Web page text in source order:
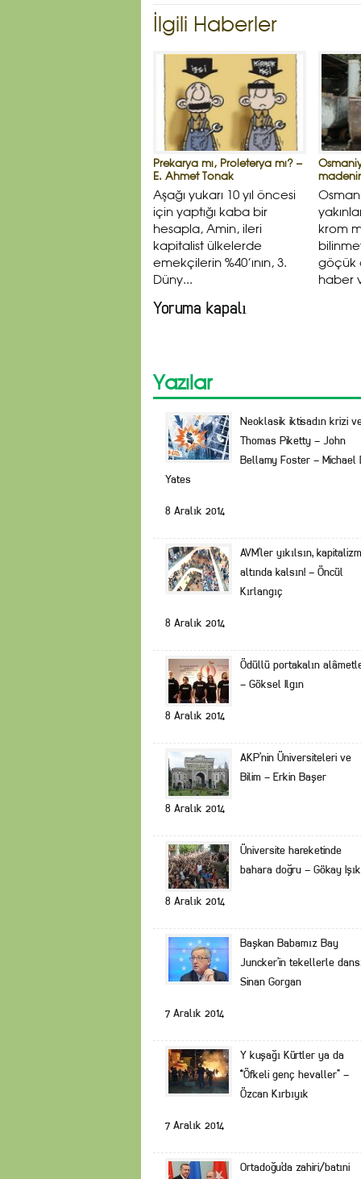
İlgili Haberler
Prekarya mı, Proleterya mı? –
E. Ahmet Tonak
Aşağı yukarı 10 yıl öncesi
için yaptığı kaba bir
hesapla, Amin, ileri
kapitalist ülkelerde
emekçilerin %40’ının, 3.
Düny...
krom
göçük
haber
Yoruma kapalı
Yazılar
Neoklasik iktisadın krizi
Thomas Piketty – John
Bellamy Foster – Michael
Yates
8 Aralık 2014
AVM’ler yıkılsın, kapitalizm
altında kalsın! – Öncül
Kırlangıç
8 Aralık 2014
Ödüllü portakalın
– Göksel Ilgın
8 Aralık 2014
AKP’nin Üniversiteleri ve
Bilim – Erkin Başer
8 Aralık 2014
Üniversite hareketinde
bahara doğru – Gökay Işık
8 Aralık 2014
Başkan Babamız Bay
Juncker’in tekellerle
Sinan Gorgan
7 Aralık 2014
Y kuşağı Kürtler ya da
“Öfkeli genç hevaller” –
Özcan Kırbıyık
7 Aralık 2014
Ortadoğu’da zahiri/batıni